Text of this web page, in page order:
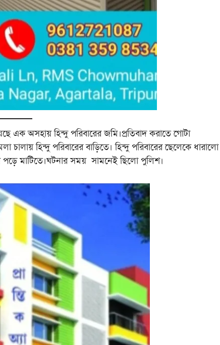
এক অসহায় হিন্দু পরিবারের জমি।প্রতিবাদ করাতে গোটা
চালায় হিন্দু পরিবারের বাড়িতে। হিন্দু পরিবারের ছেলেকে ধারালো
পড়ে মাটিতে।ঘটনার সময় সামনেই ছিলো পুলিশ।